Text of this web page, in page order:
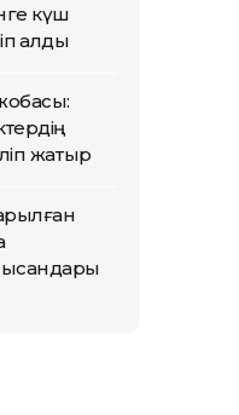
күш
қалды
жатыр